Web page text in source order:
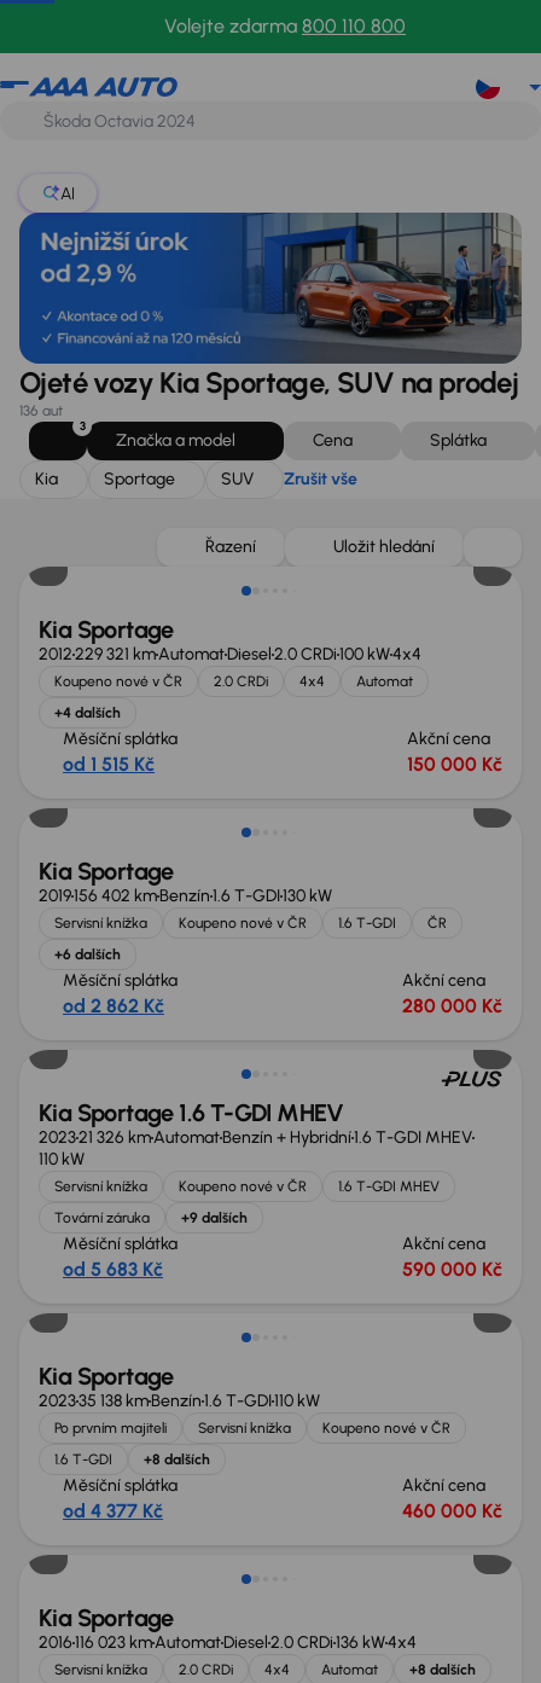
Volejte zdarma 800 110 800
Kia
AI
Ojeté vozy Kia Sportage, SUV na prodej
136 aut
3
Značka a model Cena
Splátka
Kia
Sportage SUV Zrušit vše
Řazení Uložit hledání
Kia Sportage
2012229 321 kmAutomatDiesel2.0 CRDi100 kW4x4
Koupeno nové v ČR 2.0 CRDi 4x4
Automat
+4 dalších
Měsíční splátka
od 1 515 Kč
Akční cena
150 000 Kč
Zlevněno o 10 000 Kč
Kia Sportage
2019156 402 kmBenzín1.6 T-GDI130 kW
Servisní knížka Koupeno nové v ČR 1.6 T-GDI
ČR
+6 dalších
Měsíční splátka
od 2 862 Kč
Akční cena
280 000 Kč
Kia Sportage 1.6 T-GDI MHEV
202321 326 kmAutomatBenzín + Hybridní1.6 T-GDI MHEV
110 kW
Servisní knížka Koupeno nové v ČR
1.6 T-GDI MHEV
Tovární záruka
+9 dalších
Měsíční splátka
od 5 683 Kč
Akční cena
590 000 Kč
Kia Sportage
202335 138 kmBenzín1.6 T-GDI110 kW
Po prvním majiteli Servisní knížka
Koupeno nové v ČR
1.6 T-GDI
+8 dalších
Měsíční splátka
od 4 377 Kč
Akční cena
460 000 Kč
Kia Sportage
2016116 023 kmAutomatDiesel2.0 CRDi136 kW4x4
Servisní knížka 2.0 CRDi 4x4 Automat +8 dalších